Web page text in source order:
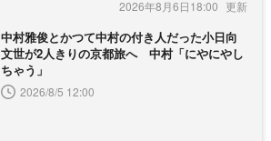
2026年8月6日18:00
中村雅俊とかつて中村の付き人だった小日向
文世が2人きりの京都旅へ 中村「にやにやし
ちゃう」
2026/8/5 12:00